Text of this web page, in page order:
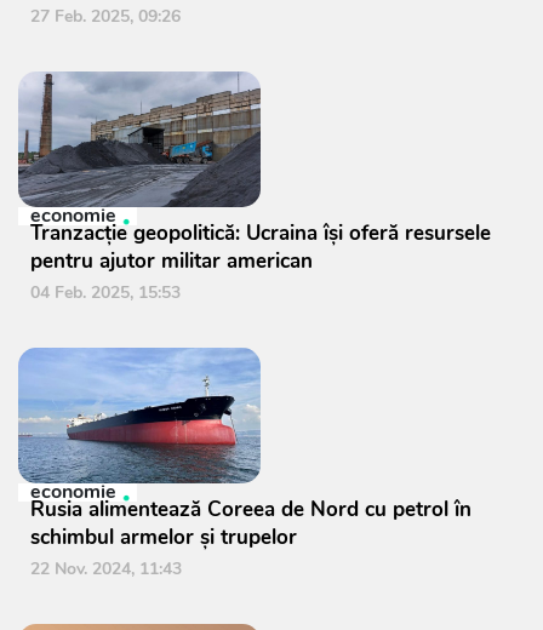
27 Feb. 2025, 09:26
economie
Tranzacție geopolitică: Ucraina își oferă resursele
pentru ajutor militar american
04 Feb. 2025, 15:53
economie
Rusia alimentează Coreea de Nord cu petrol în
schimbul armelor și trupelor
22 Nov. 2024, 11:43